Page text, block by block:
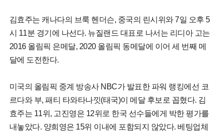
김효주는 캐나다의 브룩 헨더슨, 중국의 린시위와 7일 오후 5
시 11분 경기에 나선다. 뉴질랜드 대표로 나서는 리디아 고는
2016 올림픽 은메달, 2020 올림픽 동메달에 이어 세 번째 메
달에 도전한다.
미국의 올림픽 중계 방송사 NBC가 발표한 파워 랭킹에선 코
르다와 부, 패티 타와타나낏(태국)이 메달 후보로 꼽혔다. 김
효주는 11위, 고진영은 12위로 한국 선수들에게 박한 평가를
내놓았다. 양희영은 15위 이내에 포함되지 않았다. 베팅업체